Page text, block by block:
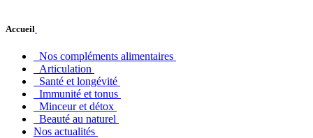
Accueil
Nos compléments alimentaires
Articulation
Santé et longévité
Immunité et tonus
Minceur et détox
Beauté au naturel
Nos actualités